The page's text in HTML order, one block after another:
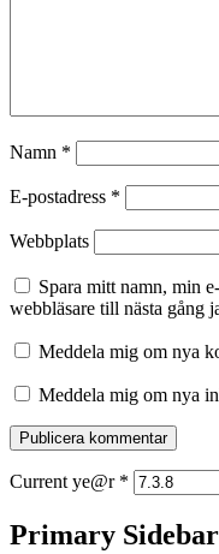
Namn *
E-postadress *
Webbplats
Spara mitt namn, min
webbläsare till nästa gång
Meddela mig om nya
Meddela mig om nya
Current ye@r *
Primary Sidebar